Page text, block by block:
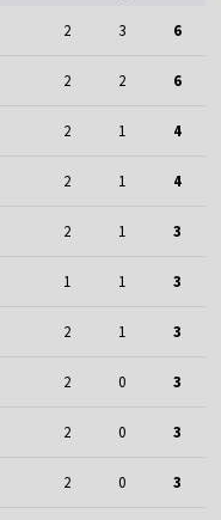
2 3 6
2 2 6
2 1 4
2 1 4
2 1 3
1 1 3
2 1 3
2 0 3
2 0 3
2 0 3